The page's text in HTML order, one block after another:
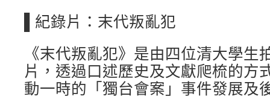
▌紀錄片：末代叛亂犯
《末代叛亂犯》是由四位清大學生
片，透過口述歷史及文獻爬梳的方
動一時的「獨台會案」事件發展及